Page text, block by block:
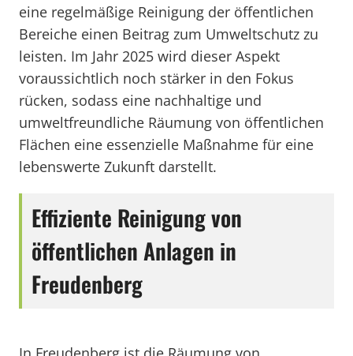
eine regelmäßige Reinigung der öffentlichen
Bereiche einen Beitrag zum Umweltschutz zu
leisten. Im Jahr 2025 wird dieser Aspekt
voraussichtlich noch stärker in den Fokus
rücken, sodass eine nachhaltige und
umweltfreundliche Räumung von öffentlichen
Flächen eine essenzielle Maßnahme für eine
lebenswerte Zukunft darstellt.
Effiziente Reinigung von
öffentlichen Anlagen in
Freudenberg